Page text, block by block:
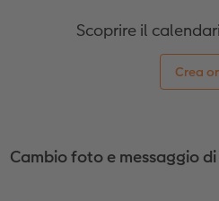
Accessori
Scoprire il
Crea
Cambio foto e messaggio